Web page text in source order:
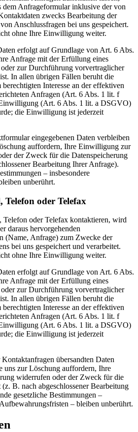
dem Anfrageformular inklusive der von
zwecks Bearbeitung der
Anschlussfragen bei uns gespeichert.
ohne Ihre Einwilligung weiter.
erfolgt auf Grundlage von Art. 6 Abs.
Anfrage mit der Erfüllung eines
oder zur Durchführung vorvertraglicher
In allen übrigen Fällen beruht die
Interesse an der effektiven
Anfragen (Art. 6 Abs. 1 lit. f
(Art. 6 Abs. 1 lit. a DSGVO)
die Einwilligung ist jederzeit
eingegebenen Daten verbleiben
auffordern, Ihre Einwilligung zur
der Zweck für die Datenspeicherung
Bearbeitung Ihrer Anfrage).
– insbesondere
unberührt.
oder Telefax
Telefon oder Telefax kontaktieren, wird
daraus hervorgehenden
(Name, Anfrage) zum Zwecke der
bei uns gespeichert und verarbeitet.
ohne Ihre Einwilligung weiter.
erfolgt auf Grundlage von Art. 6 Abs.
Anfrage mit der Erfüllung eines
oder zur Durchführung vorvertraglicher
In allen übrigen Fällen beruht die
Interesse an der effektiven
Anfragen (Art. 6 Abs. 1 lit. f
(Art. 6 Abs. 1 lit. a DSGVO)
die Einwilligung ist jederzeit
übersandten Daten
uns zur Löschung auffordern, Ihre
widerrufen oder der Zweck für die
B. nach abgeschlossener Bearbeitung
gesetzliche Bestimmungen –
– bleiben unberührt.